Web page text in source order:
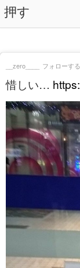
押す
惜しい…
__zero____ フォローする